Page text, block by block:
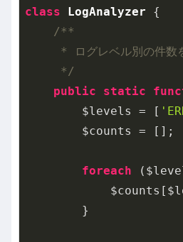
class LogAnalyzer
{
/**
* ログレベル別の件数
     */
public
static
        $levels = [
        $counts = [];
foreach
        }